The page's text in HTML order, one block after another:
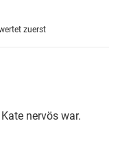
zuerst
nervös war.